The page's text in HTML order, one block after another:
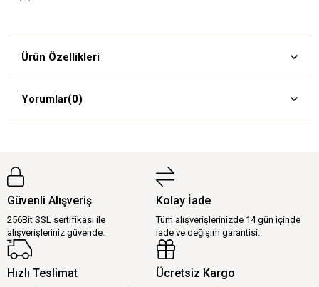
Ürün Özellikleri
Yorumlar(0)
Güvenli Alışveriş
256Bit SSL sertifikası ile
alışverişleriniz güvende.
Kolay İade
Tüm alışverişlerinizde 14 gün içinde
iade ve değişim garantisi.
Hızlı Teslimat Ücretsiz Kargo